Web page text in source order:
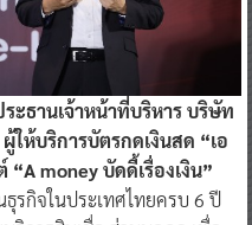
ะธานเจ้าหน้าที่บริหาร บริษัท
ห้บริการบัตรกดเงินสด “เอ
money บัดดี้เรื่องเงิน”
รกิจในประเทศไทยครบ 6 ปี